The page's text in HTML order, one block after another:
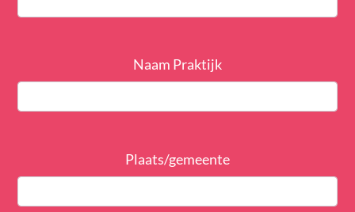
Naam Praktijk
Plaats/gemeente